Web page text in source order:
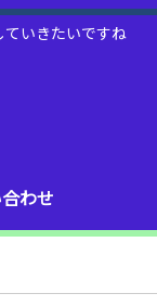
いきたいですね
わせ